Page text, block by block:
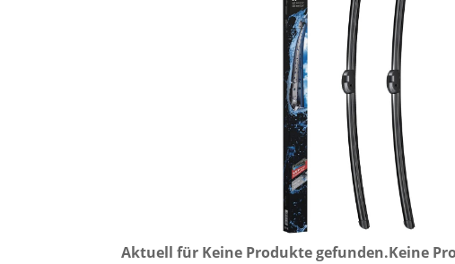
Aktuell für Keine Produkte gefunden.Keine